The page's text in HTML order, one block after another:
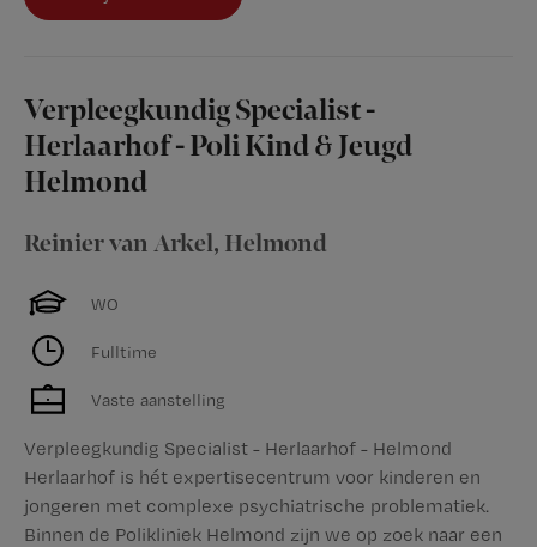
Verpleegkundig Specialist -
Herlaarhof - Poli Kind & Jeugd
Helmond
Reinier van Arkel, Helmond
WO
Fulltime
Vaste aanstelling
Verpleegkundig Specialist - Herlaarhof - Helmond
Herlaarhof is hét expertisecentrum voor kinderen en
jongeren met complexe psychiatrische problematiek.
Binnen de Polikliniek Helmond zijn we op zoek naar een